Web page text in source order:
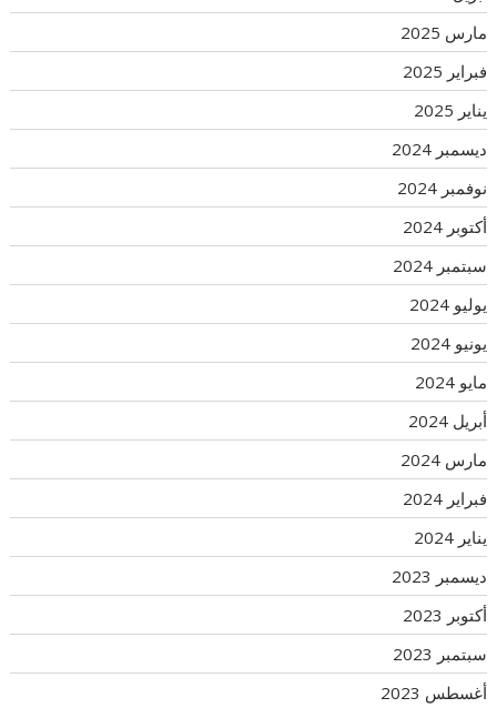
مارس 2025
فبراير 2025
يناير 2025
ديسمبر 2024
نوفمبر 2024
أكتوبر 2024
سبتمبر 2024
يوليو 2024
يونيو 2024
مايو 2024
أبريل 2024
مارس 2024
فبراير 2024
يناير 2024
ديسمبر 2023
أكتوبر 2023
سبتمبر 2023
أغسطس 2023